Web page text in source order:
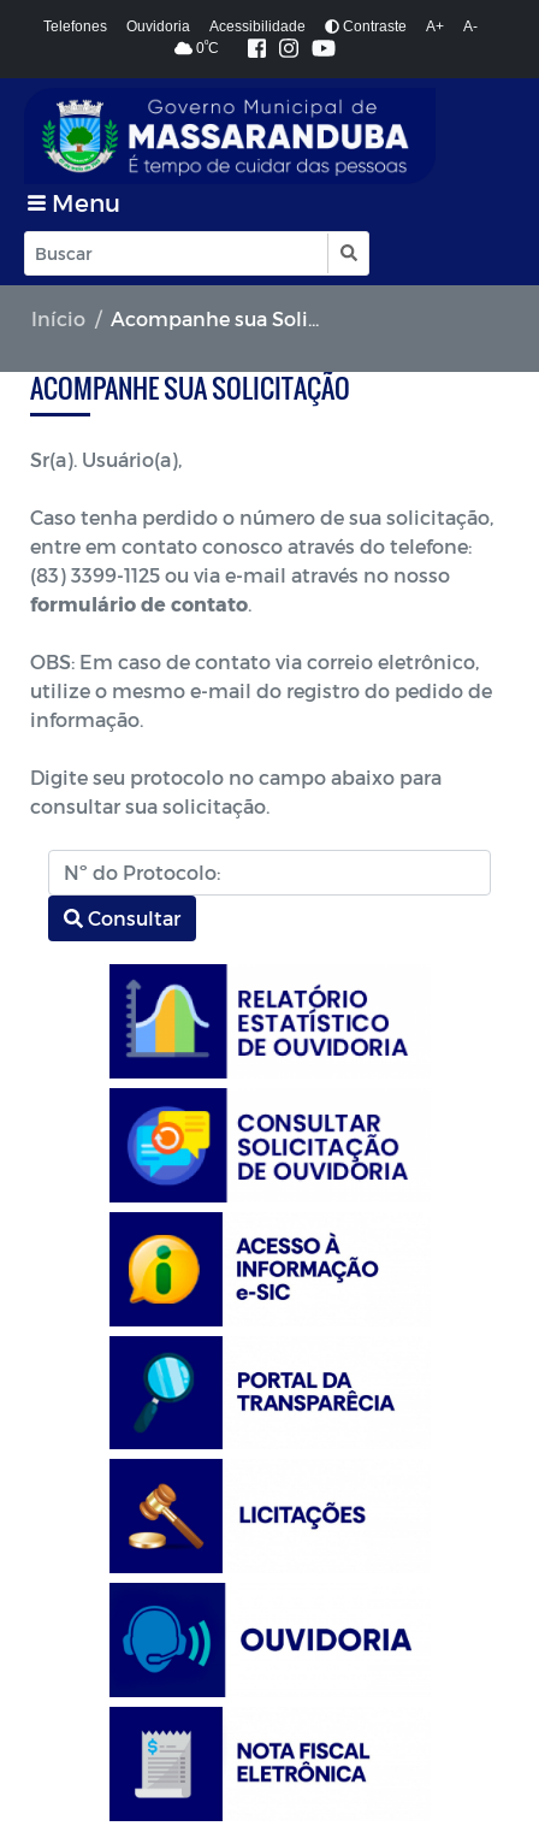
Telefones Ouvidoria Acessibilidade Contraste A+
A-
0ºC
Menu
Início Acompanhe sua Solicitacão
ACOMPANHE SUA SOLICITAÇÃO
Sr(a). Usuário(a),
Caso tenha perdido o número de sua solicitação,
entre em contato conosco através do telefone:
(83) 3399-1125 ou via e-mail através no nosso
formulário de contato
OBS: Em caso de contato via correio eletrônico,
utilize o mesmo e-mail do registro do pedido de
informação.
Digite seu protocolo no campo abaixo para
consultar sua solicitação.
Consultar